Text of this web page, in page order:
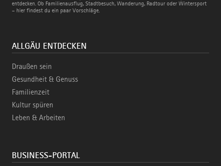
entdecken. Ob Familienausflug, Stadtbesuch, Wanderung, Radtour oder Wintersport
– hier findest du ein paar Vorschläge.
Bahn
ALLGÄU ENTDECKEN
Draußen sein
Gesundheit & Genuss
Familienzeit
Kultur spüren
Leben & Arbeiten
BUSINESS-PORTAL